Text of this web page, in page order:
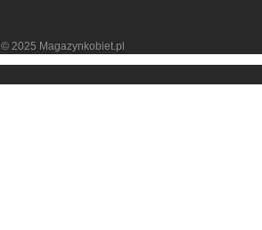
© 2025 Magazynkobiet.pl